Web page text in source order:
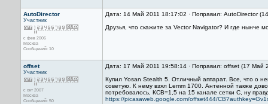
AutoDirector
Участник
с фев 2006
Москва
Сообщений: 10
Дата: 14 Май 2011 18:17:02 · Поправил: AutoDirector
Друзья, что скажите за Vector Navigator? И где нынче
offset
Участник
с окт 2007
Москва
Сообщений: 50
Дата: 17 Май 2011 19:58:14 · Поправил: offset (17 Май
Купил Yosan Stealth 5. Отличный аппарат. Все, что о
советую. К нему взял Lemm 1700. Антенной также
потребовалось, КСВ=1,5 на 15 канале сетки С, ну
https://picasaweb.google.com/offset444/